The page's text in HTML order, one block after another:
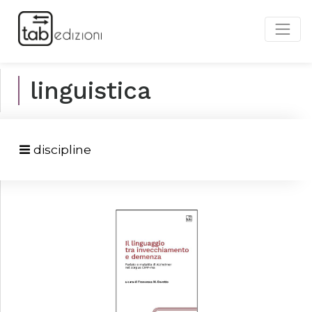
linguistica
discipline